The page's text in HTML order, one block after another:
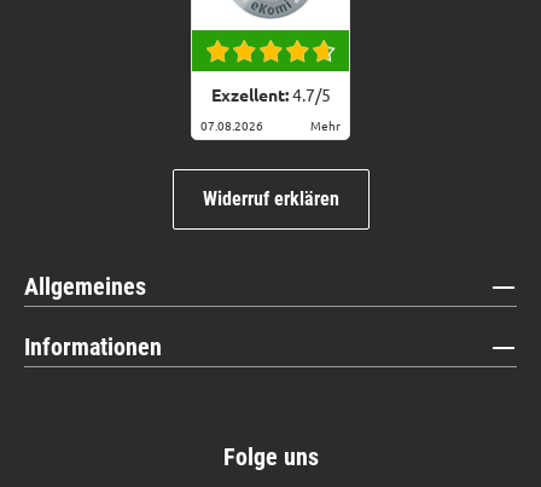
Exzellent:4.7/5
07.08.2026 Mehr
Widerruf erklären
Allgemeines
Informationen
Folge uns